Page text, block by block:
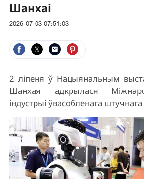
Шанхаі
2026-07-03 07:51:03
2 ліпеня ў Нацыянальным
Шанхая адкрылася
індустрыі ўвасобленага штучнага